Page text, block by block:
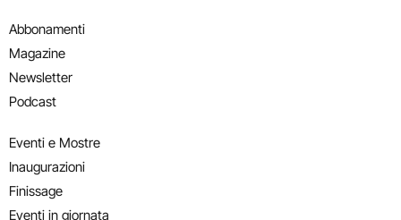
Abbonamenti
Magazine
Newsletter
Podcast
Eventi e Mostre
Inaugurazioni
Finissage
Eventi in giornata